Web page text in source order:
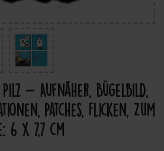
Pilz - Aufnäher, Bügelbild,
Patches, Flicken, Zum
6 x 7,7 cm